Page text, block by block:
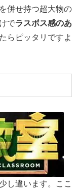
併せ持つ超大物の
でラスボス感のあ
らピッタリですよ
し違います。ここ